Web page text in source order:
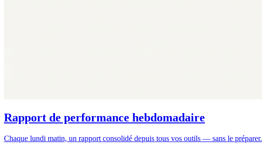
Rapport de performance hebdomadaire
Chaque lundi matin, un rapport consolidé depuis tous vos outils — sans le préparer.